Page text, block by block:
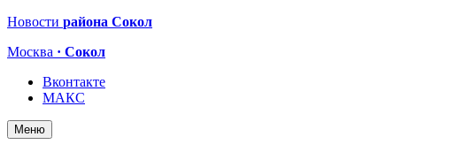
Новости района Сокол
Москва · Сокол
Вконтакте
МАКС
Меню